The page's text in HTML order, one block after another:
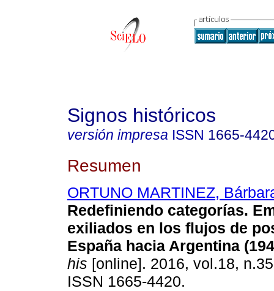
Signos históricos
versión impresa ISSN 1665-
Resumen
ORTUNO MARTINEZ,
Redefiniendo categorías.
exiliados en los flujos de
España hacia Argentina
his [online]. 2016, vol.18,
ISSN 1665-4420.